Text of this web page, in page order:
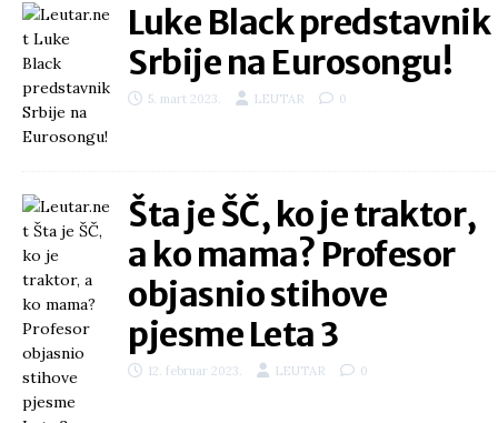
Luke Black predstavnik
Srbije na Eurosongu!
5. mart 2023. LEUTAR 0
Šta je ŠČ, ko je traktor,
a ko mama? Profesor
objasnio stihove
pjesme Leta 3
12. februar 2023. LEUTAR 0